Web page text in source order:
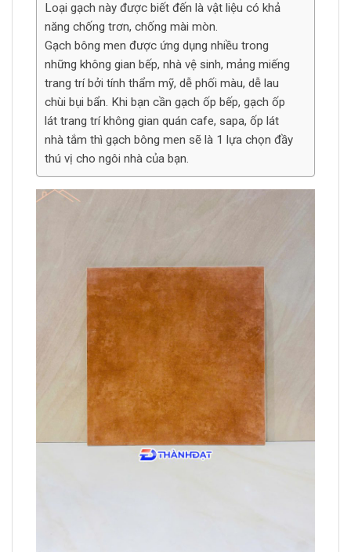
Loại gạch này được biết đến là vật liệu có khả
năng chống trơn, chống mài mòn.
Gạch bông men được ứng dụng nhiều trong
những không gian bếp, nhà vệ sinh, mảng miếng
trang trí bởi tính thẩm mỹ, dễ phối màu, dễ lau
chùi bụi bẩn. Khi bạn cần gạch ốp bếp, gạch ốp
lát trang trí không gian quán cafe, sapa, ốp lát
nhà tắm thì gạch bông men sẽ là 1 lựa chọn đầy
thú vị cho ngôi nhà của bạn.